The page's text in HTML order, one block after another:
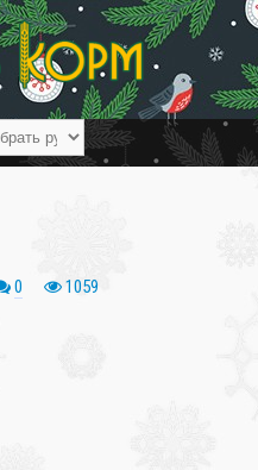
0 1059